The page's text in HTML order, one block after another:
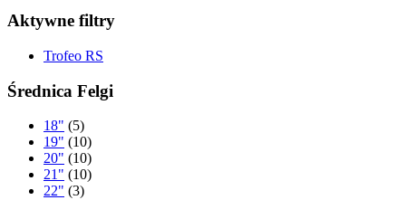
Aktywne filtry
Trofeo RS
Średnica Felgi
18" (5)
19" (10)
20" (10)
21" (10)
22" (3)